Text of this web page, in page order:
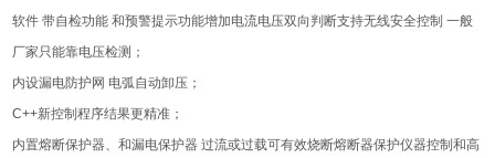
软件 带自检功能 和预警提示功能增加电流电压双向判断支持无线安全控制 一般
厂家只能靠电压检测；
内设漏电防护网 电弧自动卸压；
C++新控制程序结果更精准；
内置熔断保护器、和漏电保护器 过流或过载可有效烧断熔断器保护仪器控制和高